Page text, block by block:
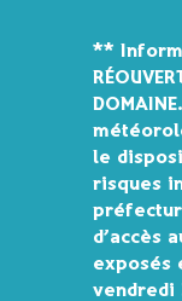
**
DOMAINE.
le
risques
d’accès
exposés
vendredi